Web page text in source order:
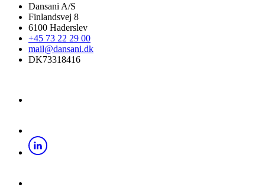
Dansani A/S
Finlandsvej 8
6100 Haderslev
+45 73 22 29 00
mail@dansani.dk
DK73318416